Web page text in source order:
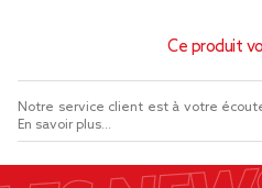
Ce produit
Notre service client est à votre
En savoir plus...